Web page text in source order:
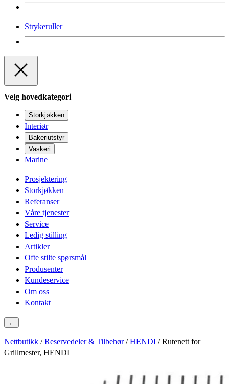
Strykeruller
Velg hovedkategori
Storkjøkken
Interiør
Bakeriutstyr
Vaskeri
Marine
Prosjektering
Storkjøkken
Referanser
Våre tjenester
Service
Ledig stilling
Artikler
Ofte stilte spørsmål
Produsenter
Kundeservice
Om oss
Kontakt
←
Nettbutikk /Reservedeler & Tilbehør/HENDI / Rutenett for
Grillmester, HENDI